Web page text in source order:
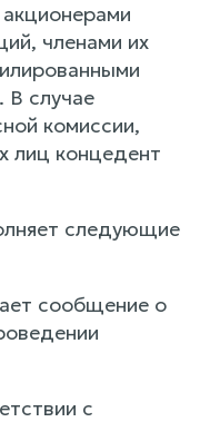
членами их
В случае
комиссии,
лиц концедент
следующие
сообщение о
с